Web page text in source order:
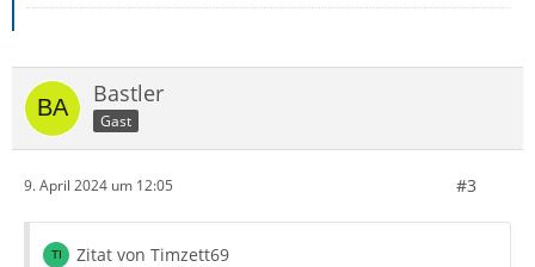
Bastler
Gast
9. April 2024 um 12:05 #3
Zitat von Timzett69